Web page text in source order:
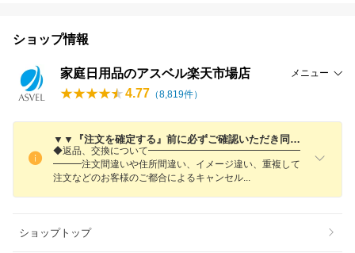
ショップ情報
家庭日用品のアスベル楽天市場店 メニュー
4.77 （8,819件）
▼▼『注文を確定する』前に必ずご確認いただき同意の上、ご注文ください▼▼
◆返品、交換について━━━━━━━━━━━━━━━━
━━━注文間違いや住所間違い、イメージ違い、重複して
注文などのお客様のご都合によるキャンセ ル
ショップトップ